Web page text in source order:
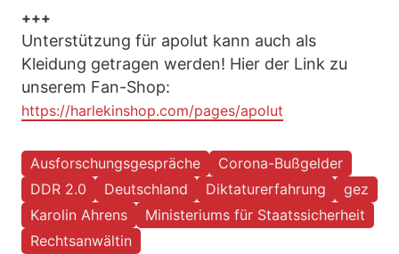
+++
Unterstützung für apolut kann auch als
Kleidung getragen werden! Hier der Link zu
unserem Fan-Shop:
https://harlekinshop.com/pages/apolut
Ausforschungsgespräche
Corona-Bußgelder
DDR 2.0
Deutschland Diktaturerfahrung
gez
Karolin Ahrens
Ministeriums für Staatssicherheit
Rechtsanwältin